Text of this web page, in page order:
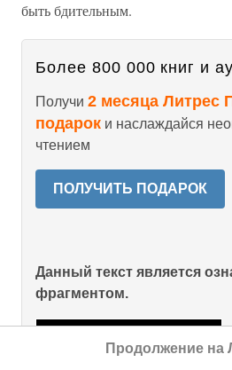
быть бдительным.
Более 800 000 книг и
Получи 2 месяца Литрес
подарок и наслаждайся
чтением
ПОЛУЧИТЬ ПОДАРОК
Данный текст является
фрагментом.
Продолжение на